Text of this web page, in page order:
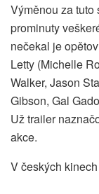
Výměnou za tuto
prominuty
nečekal je
Letty (Michelle
Walker, Jason
Gibson, Gal
Už trailer
akce.
V českých